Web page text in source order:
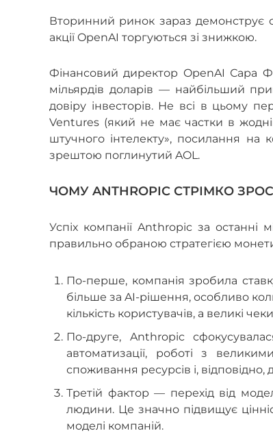
Вторинний ринок зараз демонструє
акції OpenAI торгуються зі знижкою.
Фінансовий директор OpenAI Сара
мільярдів доларів — найбільший
довіру інвесторів. Не всі в цьому
Ventures (який не має частки в
штучного інтелекту», посилання на
зрештою поглинутий AOL.
ЧОМУ ANTHROPIC СТРІМКО
Успіх компанії Anthropic за останні
правильно обраною стратегією
По-перше, компанія зробила
більше за AI-рішення, особливо
кількість користувачів, а великі
По-друге, Anthropic
автоматизації, роботі з
споживання ресурсів і, відповідно,
Третій фактор — перехід від
людини. Це значно підвищує
моделі компаній.